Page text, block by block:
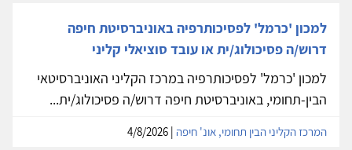
למכון 'כרמל' לפסיכותרפיה באוניברסיטת חיפה
דרוש/ה פסיכולוג/ית או עובד סוציאלי קליני
למכון 'כרמל' לפסיכותרפיה במרכז הקליני האוניברסיטאי
הבין-תחומי, באוניברסיטת חיפה דרוש/ה פסיכולוג/ית...
המרכז הקליני הבין תחומי, אונ' חיפה